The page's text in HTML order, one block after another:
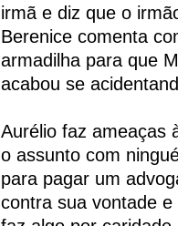
irmã e diz que o
Berenice comenta
armadilha para que
acabou se
Aurélio faz ameaças
o assunto com
para pagar um
contra sua vontade